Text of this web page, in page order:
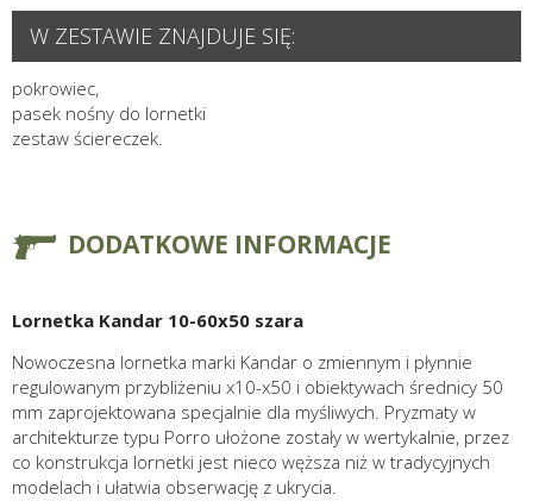
W ZESTAWIE ZNAJDUJE SIĘ:
pokrowiec,
pasek nośny do lornetki
zestaw ściereczek.
DODATKOWE INFORMACJE
Lornetka Kandar 10-60x50 szara
Nowoczesna lornetka marki Kandar o zmiennym i płynnie
regulowanym przybliżeniu x10-x50 i obiektywach średnicy 50
mm zaprojektowana specjalnie dla myśliwych. Pryzmaty w
architekturze typu Porro ułożone zostały w wertykalnie, przez
co konstrukcja lornetki jest nieco węższa niż w tradycyjnych
modelach i ułatwia obserwację z ukrycia.